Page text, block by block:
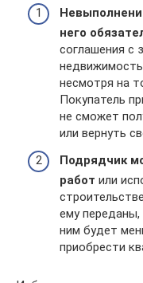
него
соглашения с
несмотря на
Покупатель
не сможет
или вернуть
Подрядчик
работ или
ему
ним будет
приобрести